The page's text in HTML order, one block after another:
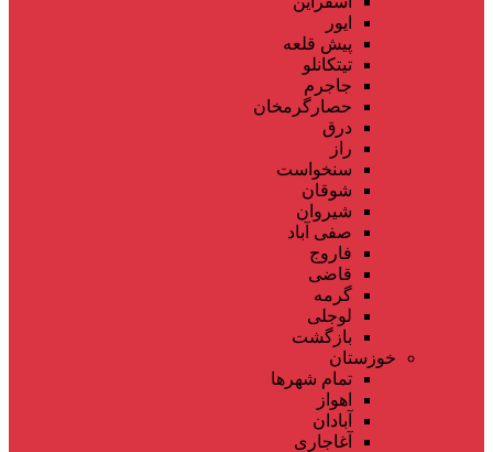
ایور
پیش قلعه
تیتکانلو
جاجرم
حصارگرمخان
درق
راز
سنخواست
شوقان
شیروان
صفی آباد
فاروج
قاضی
گرمه
لوجلی
بازگشت
خوزستان
تمام شهر‌ها
اهواز
آبادان
آغاجاری